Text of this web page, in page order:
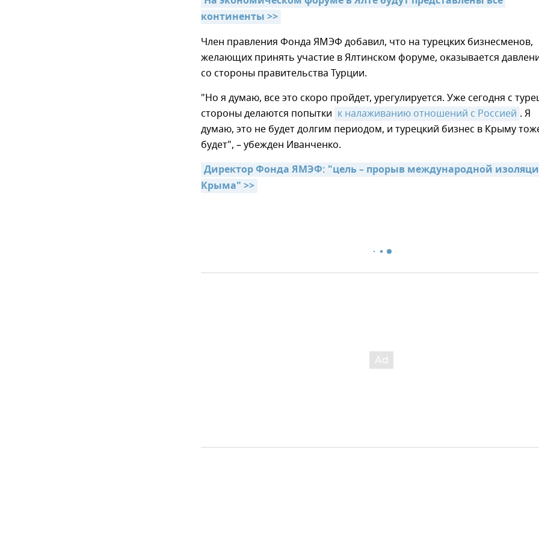
континенты >>
Член правления Фонда ЯМЭФ добавил, что на турецких бизнесменов,
желающих принять участие в Ялтинском форуме, оказывается
со стороны правительства Турции.
"Но я думаю, все это скоро пройдет, урегулируется. Уже сегодня с
стороны делаются попытки к налаживанию отношений с Россией . Я
думаю, это не будет долгим периодом, и турецкий бизнес в Крыму
будет", – убежден Иванченко.
Директор Фонда ЯМЭФ: "цель – прорыв международной
Крыма" >>